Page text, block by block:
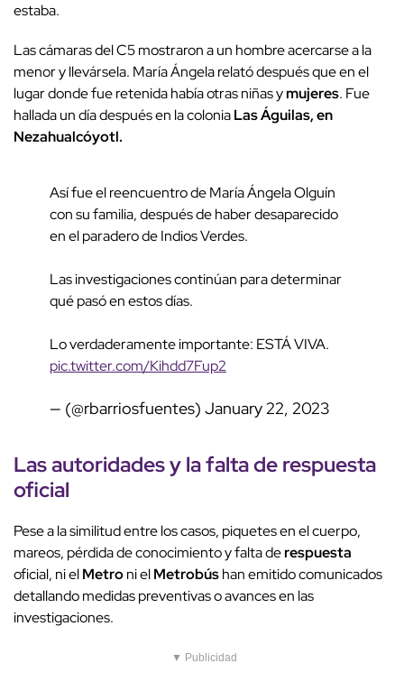
estaba.
Las cámaras del C5 mostraron a un hombre acercarse a la
menor y llevársela. María Ángela relató después que en el
lugar donde fue retenida había otras niñas ymujeres. Fue
hallada un día después en la coloniaLas Águilas, en
Nezahualcóyotl.
Así fue el reencuentro de María Ángela Olguín
con su familia, después de haber desaparecido
en el paradero de Indios Verdes.
Las investigaciones continúan para determinar
qué pasó en estos días.
Lo verdaderamente importante: ESTÁ VIVA.
pic.twitter.com/Kihdd7Fup2
— (@rbarriosfuentes) January 22, 2023
Lasautoridadesy la falta derespuesta
oficial
Pese a la similitud entre los casos, piquetes en el cuerpo,
mareos, pérdida de conocimiento y falta derespuesta
oficial, ni elMetroni elMetrobúshan emitido comunicados
detallando medidas preventivas o avances en las
investigaciones.
▼ Publicidad